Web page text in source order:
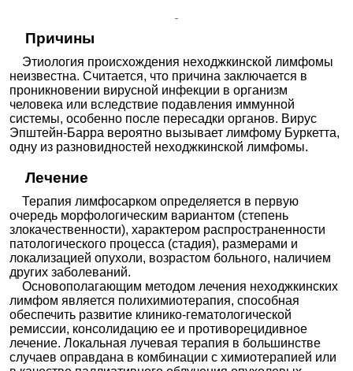
Причины
Этиология происхождения неходжкинской лимфомы
неизвестна. Считается, что причина заключается в
проникновении вирусной инфекции в организм
человека или вследствие подавления иммунной
системы, особенно после пересадки органов. Вирус
Эпштейн-Барра вероятно вызывает лимфому Буркетта,
одну из разновидностей неходжкинской лимфомы.
Лечение
Терапия лимфосарком определяется в первую
очередь морфологическим вариантом (степень
злокачественности), характером распространенности
патологического процесса (стадия), размерами и
локализацией опухоли, возрастом больного, наличием
других заболеваний.
Основополагающим методом лечения неходжкинских
лимфом является полихимиотерапия, способная
обеспечить развитие клинико-гематологической
ремиссии, консолидацию ее и противорецидивное
лечение. Локальная лучевая терапия в большинстве
случаев оправдана в комбинации с химиотерапией или